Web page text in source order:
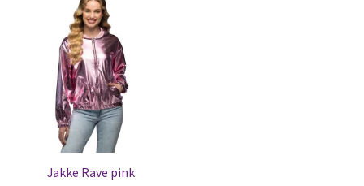
Jakke Rave pink